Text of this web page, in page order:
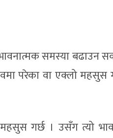
समस्या बढाउन
परेका वा एक्लो महसुस
गर्छ । उसँग त्यो